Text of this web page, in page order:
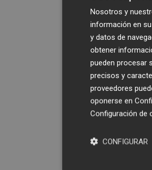
Nosotros y
información en
y datos de
obtener
pueden procesar
precisos y
proveedores
oponerse en
Configuración de
CONFIGURAR